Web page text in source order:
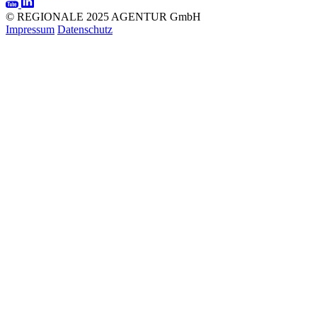
© REGIONALE 2025 AGENTUR GmbH
Impressum Datenschutz